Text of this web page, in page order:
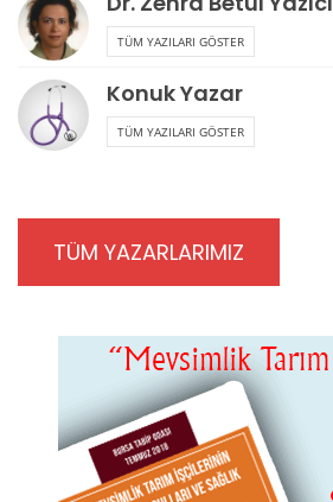
TÜM YAZILARI GÖSTER
Konuk Yazar
TÜM YAZILARI GÖSTER
TÜM YAZARLARIMIZ